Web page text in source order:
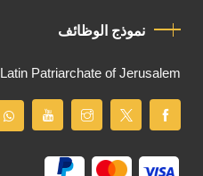
نموذج الوظائف
Latin Patriarchate of Jerusalem